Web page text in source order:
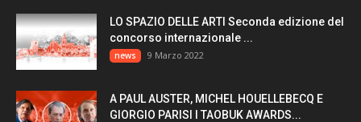
LO SPAZIO DELLE ARTI Seconda edizione del
concorso internazionale ...
news 9 Marzo 2022
A PAUL AUSTER, MICHEL HOUELLEBECQ E
GIORGIO PARISI I TAOBUK AWARDS...